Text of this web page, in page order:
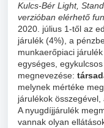
Kulcs-Bér Light,
verzióban elérhető
2020. július 1-től az
járulék (4%), a
munkaerőpiaci
egységes,
megnevezése:
melynek mértéke
járulékok összegével,
A nyugdíjjárulék
vannak olyan